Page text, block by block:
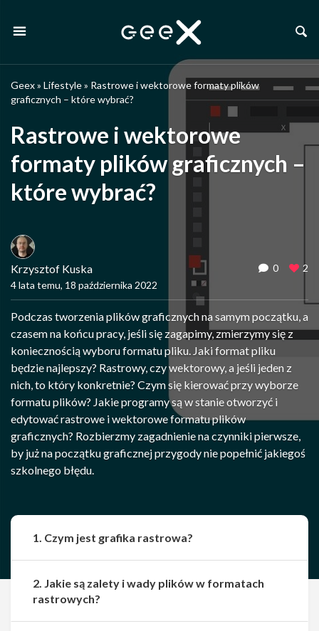
Geex» Lifestyle» Rastrowe i wektorowe formaty plików
graficznych – które wybrać?
Rastrowe i wektorowe
formaty plików graficznych –
które wybrać?
Krzysztof Kuska
4 lata temu, 18 października 2022
0 2
Podczas tworzenia plików graficznych na samym początku, a
czasem na końcu pracy, jeśli się zagapimy, zmierzymy się z
koniecznością wyboru formatu pliku. Jaki format pliku
będzie najlepszy? Rastrowy, czy wektorowy, a jeśli jeden z
nich, to który konkretnie? Czym się kierować przy wyborze
formatu plików? Jakie programy są w stanie otworzyć i
edytować rastrowe i wektorowe formatu plików
graficznych? Rozbierzmy zagadnienie na czynniki pierwsze,
by już na początku graficznej przygody nie popełnić jakiegoś
szkolnego błędu.
1. Czym jest grafika rastrowa?
2. Jakie są zalety i wady plików w formatach
rastrowych?